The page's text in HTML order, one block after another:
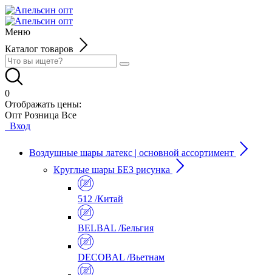
Меню
Каталог товаров
0
Отображать цены:
Опт Розница Все
Вход
Воздушные шары латекс | основной ассортимент
Круглые шары БЕЗ рисунка
512 /Китай
BELBAL /Бельгия
DECOBAL /Вьетнам